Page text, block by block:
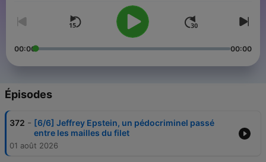
00:00 00:00
Épisodes
372 - [6/6] Jeffrey Epstein, un pédocriminel passé
entre les mailles du filet
01 août 2026